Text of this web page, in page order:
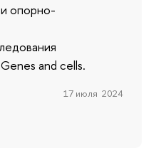
опорно-
and cells.
17 июля 2024